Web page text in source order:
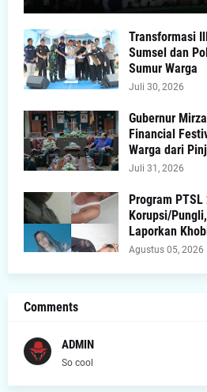
Transformasi
Sumsel dan
Sumur Warga
Juli 30, 2026
Gubernur
Financial
Warga dari
Juli 31, 2026
Program
Korupsi/
Laporkan
Agustus 05, 2026
Comments
ADMIN
So cool